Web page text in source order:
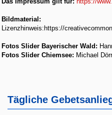
Bildmaterial:
Lizenzhinweis:https://
Fotos Slider Bayerischer Wald:
Fotos Slider Chiemsee: Michael Dörr
Tägliche